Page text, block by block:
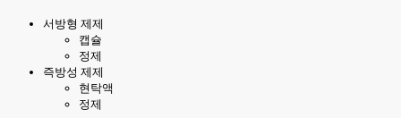
서방형 제제
캡슐
정제
즉방성 제제
현탁액
정제